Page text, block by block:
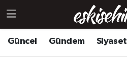
Güncel Gündem Siyaset